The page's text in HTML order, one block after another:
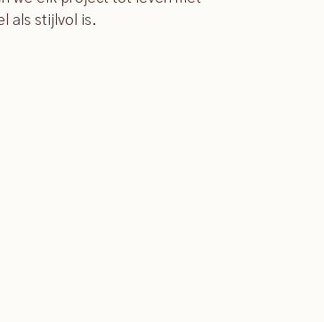
als stijlvol is.